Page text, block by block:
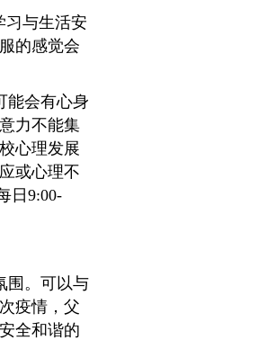
习与生活安
的感觉会
能会有心身
力不能集
心理发展
或心理不
日9:00-
围。可以与
疫情，父
全和谐的